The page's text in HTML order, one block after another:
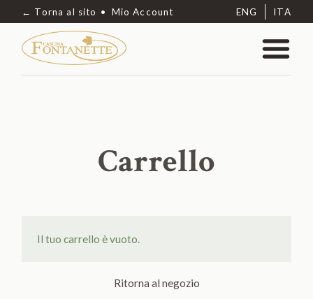
← Torna al sito Mio Account ENG ITA
Carrello
Il tuo carrello è vuoto.
Ritorna al negozio